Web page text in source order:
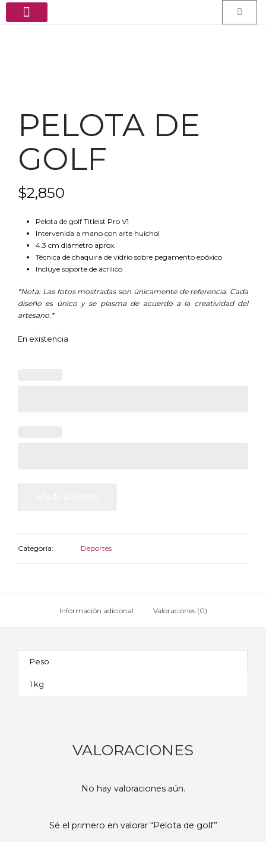
PELOTA DE
GOLF
$2,850
Pelota de golf Titleist Pro V1
Intervenida a mano con arte huichol
4.3 cm diámetro aprox.
Técnica de chaquira de vidrio sobre pegamento epóxico
Incluye soporte de acrílico
*Nota: Las fotos mostradas son únicamente de referencia. Cada
diseño es único y se plasma de acuerdo a la creatividad del
artesano.*
En existencia
Categoría: Deportes
Información adicional Valoraciones (0)
Peso
1 kg
VALORACIONES
No hay valoraciones aún.
Sé el primero en valorar “Pelota de golf”